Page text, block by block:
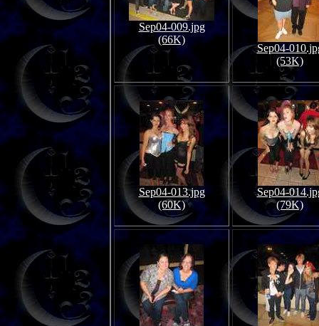
Sep04-009.jpg
(66K)
Sep04-
(53K)
Sep04-013.jpg
(60K)
Sep04-
(79K)